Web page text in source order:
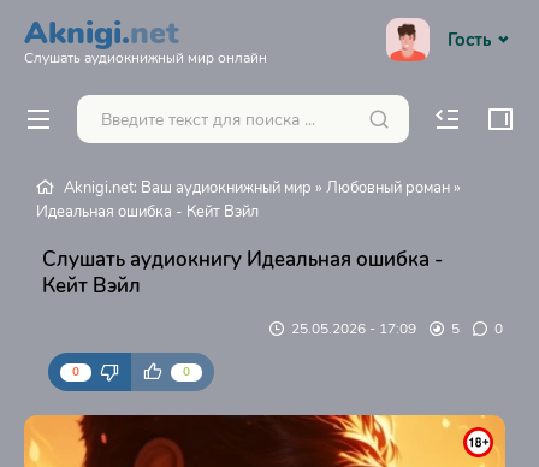
Aknigi.net
Слушать аудиокнижный мир онлайн
Гость
Aknigi.net: Ваш аудиокнижный мир » Любовный роман »
Идеальная ошибка - Кейт Вэйл
Слушать аудиокнигу Идеальная ошибка -
Кейт Вэйл
25.05.2026 - 17:09 5 0
0 0